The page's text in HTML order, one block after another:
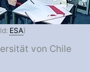
ESA)
von Chile